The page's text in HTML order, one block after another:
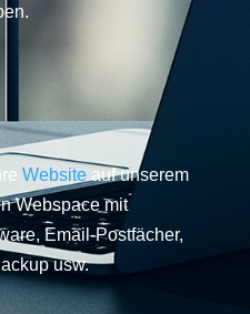
Websiteauf unserem
Webspace mit
Email-Postfächer,
usw.